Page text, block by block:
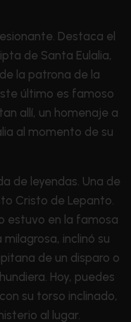
Destaca el
de Santa Eulalia,
la patrona de la
último es famoso
allí, un homenaje a
al momento de su
de leyendas. Una de
Cristo de Lepanto.
estuvo en la famosa
inclinó su
de un disparo o
Hoy, puedes
su torso inclinado,
al lugar.